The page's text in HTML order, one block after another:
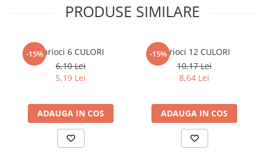
Adezivi si benzi adezive
Articole Birotica
Accesorii Arhivare
Hartie si Accesorii
Instrumente de scris
Organizare si Arhivare
PRODUSE SIMILARE
-15%Carioci 6 CULORI
6,10 Lei
5,19 Lei
ADAUGA IN COS
-15%Carioci 12 CULORI
10,17 Lei
8,64 Lei
ADAUGA IN COS